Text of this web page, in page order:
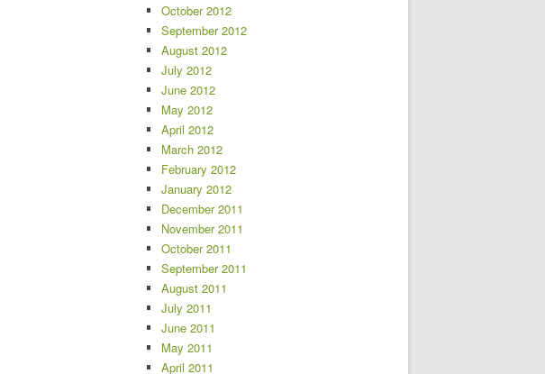
October 2012
September 2012
August 2012
July 2012
June 2012
May 2012
April 2012
March 2012
February 2012
January 2012
December 2011
November 2011
October 2011
September 2011
August 2011
July 2011
June 2011
May 2011
April 2011